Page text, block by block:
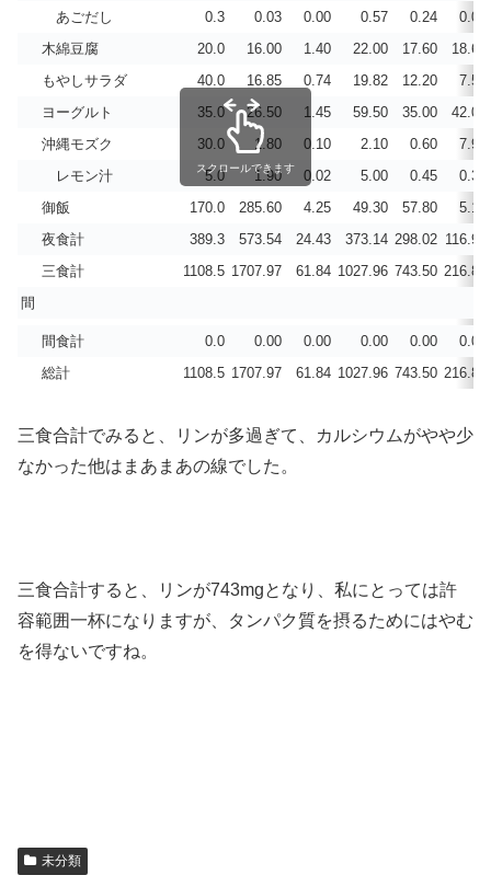
あごだし
0.3 0.03 0.00 0.57 0.24
0.00
木綿豆腐
20.0 16.00 1.40 22.00 17.60
18.60
もやしサラダ
40.0 16.85 0.74 19.82 12.20
7.51
ヨーグルト
35.0 26.50 1.45 59.50 35.00
42.00
沖縄モズク
30.0 1.80 0.10 2.10 0.60
7.92
レモン汁
5.0 1.90 0.02 5.00 0.45
0.35
御飯
170.0 285.60 4.25 49.30 57.80
5.10
夜食計
389.3 573.54 24.43 373.14 298.02 116.98
三食計
1108.5 1707.97 61.84 1027.96 743.50 216.81
間
間食計 0.0 0.00 0.00 0.00 0.00
0.00
総計
1108.5 1707.97 61.84 1027.96 743.50 216.81
スクロールできます
三食合計でみると、リンが多過ぎて、カルシウムがやや少
なかった他はまあまあの線でした。
三食合計すると、リンが743mgとなり、私にとっては許
容範囲一杯になりますが、タンパク質を摂るためにはやむ
を得ないですね。
未分類